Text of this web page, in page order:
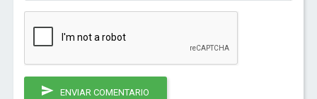
ENVIAR COMENTARIO